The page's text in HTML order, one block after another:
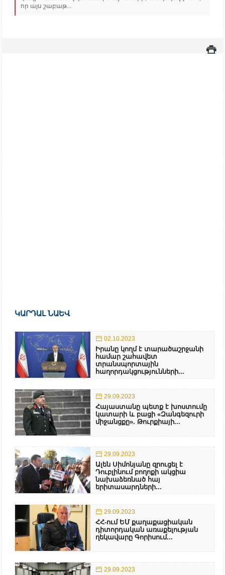
որ այս շաբաթ...
ԿԱՐԴԱԼ ՆԱԵՎ
02.10.2023
Իրանը կողմ է տարածաշրջանի
համար շահավետ
տրանսպորտային
հաղորդակցությունների...
29.09.2023
Հայաստանը պետք է խոստումը
կատարի և բացի «Զանգեզուրի
միջանցքը». Թուրքիայի...
29.09.2023
Ալեն Սիմոնյանը զրուցել է
Դուբլինում բողոքի ակցիա
նախաձեռնած հայ
երիտասարդների...
29.09.2023
ՀՀ-ում ԵՄ քաղաքացիական
դիտորդական առաքելության
ղեկավարը Գորիսում...
29.09.2023